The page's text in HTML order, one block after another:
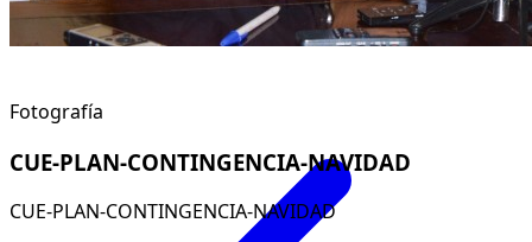
Fotografía
CUE-PLAN-CONTINGENCIA-NAVIDAD
CUE-PLAN-CONTINGENCIA-NAVIDAD